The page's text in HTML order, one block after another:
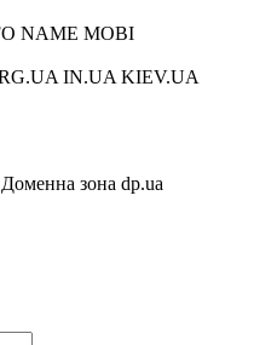
NAME MOBI
IN.UA KIEV.UA
Доменна зона dp.ua